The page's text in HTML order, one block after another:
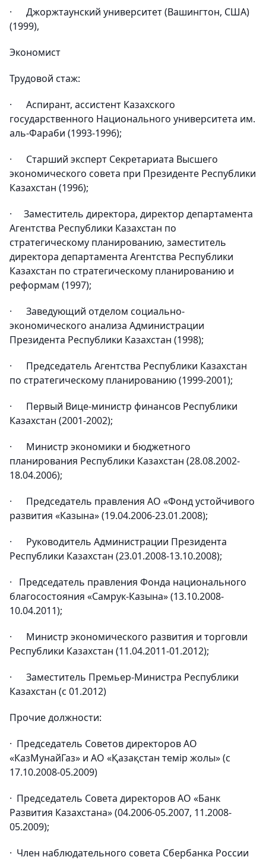
· Джоржтаунский университет (Вашингтон, США)
(1999),
Экономист
Трудовой стаж:
· Аспирант, ассистент Казахского
государственного Национального университета им.
аль-Фараби (1993-1996);
· Старший эксперт Секретариата Высшего
экономического совета при Президенте Республики
Казахстан (1996);
· Заместитель директора, директор департамента
Агентства Республики Казахстан по
стратегическому планированию, заместитель
директора департамента Агентства Республики
Казахстан по стратегическому планированию и
реформам (1997);
· Заведующий отделом социально-
экономического анализа Администрации
Президента Республики Казахстан (1998);
· Председатель Агентства Республики Казахстан
по стратегическому планированию (1999-2001);
· Первый Вице-министр финансов Республики
Казахстан (2001-2002);
· Министр экономики и бюджетного
планирования Республики Казахстан (28.08.2002-
18.04.2006);
· Председатель правления АО «Фонд устойчивого
развития «Казына» (19.04.2006-23.01.2008);
· Руководитель Администрации Президента
Республики Казахстан (23.01.2008-13.10.2008);
· Председатель правления Фонда национального
благосостояния «Самрук-Казына» (13.10.2008-
10.04.2011);
· Министр экономического развития и торговли
Республики Казахстан (11.04.2011-01.2012);
· Заместитель Премьер-Министра Республики
Казахстан (с 01.2012)
Прочие должности:
· Председатель Советов директоров АО
«КазМунайГаз» и АО «Қазақстан темір жолы» (с
17.10.2008-05.2009)
· Председатель Совета директоров АО «Банк
Развития Казахстана» (04.2006-05.2007, 11.2008-
05.2009);
· Член наблюдательного совета Сбербанка России